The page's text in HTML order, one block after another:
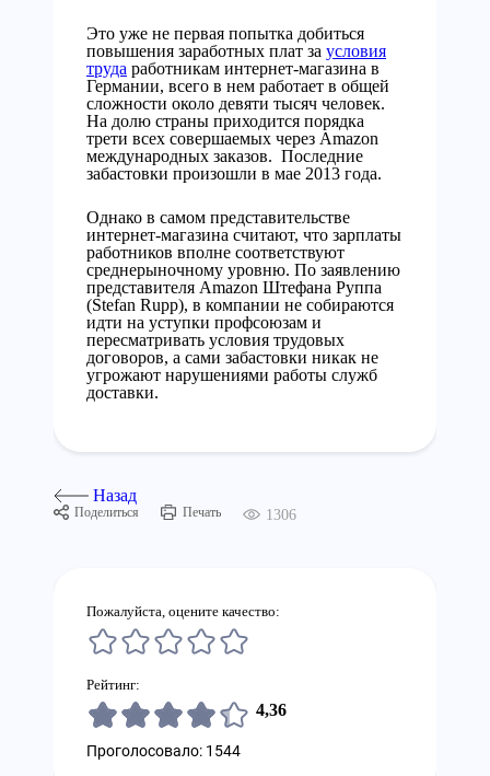
Это уже не первая попытка добиться
повышения заработных плат за условия
труда работникам интернет-магазина в
Германии, всего в нем работает в общей
сложности около девяти тысяч человек.
На долю страны приходится порядка
трети всех совершаемых через Amazon
международных заказов. Последние
забастовки произошли в мае 2013 года.
Однако в самом представительстве
интернет-магазина считают, что зарплаты
работников вполне соответствуют
среднерыночному уровню. По заявлению
представителя Amazon Штефана Руппа
(Stefan Rupp), в компании не собираются
идти на уступки профсоюзам и
пересматривать условия трудовых
договоров, а сами забастовки никак не
угрожают нарушениями работы служб
доставки.
Назад
Поделиться Печать 1306
Пожалуйста, оцените качество:
Рейтинг:
4,36
Проголосовало: 1544